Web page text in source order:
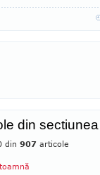
din
din 907 articole